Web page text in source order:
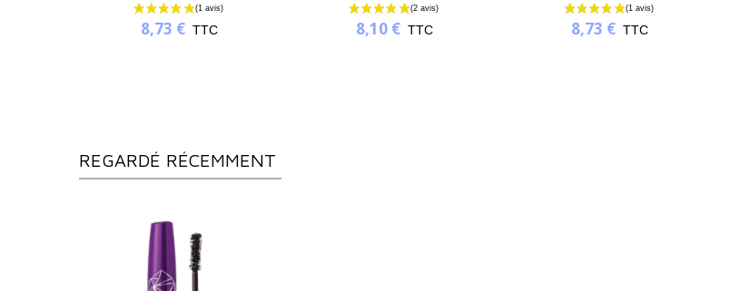
8,73 € TTC 8,10 € TTC 8,73 € TTC
REGARDÉ RÉCEMMENT